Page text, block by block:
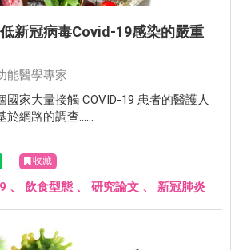
新冠病毒Covid-19感染的嚴重
能醫學專家
國家大量接觸 COVID-19 患者的醫護人
於網路的調查......
收藏
、 飲食型態 、 研究論文 、 新冠肺炎